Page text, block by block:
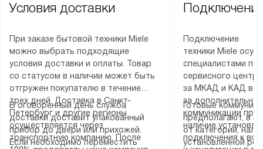
Условия доставки
При заказе бытовой техники Miele
можно выбрать подходящие
условия доставки и оплаты. Товар
со статусом в наличии может быть
отгружен покупателю в течение
трех дней. Доставка в Санкт-
Петербург и другие регионы
осуществляется через
транспортную компанию. После
В оговоренный день служба
доставки доставит упакованный
прибор до двери или прихожей.
Если необходимо переместить
Подключение
техники Miele
специалистами
сервисного
за МКАД и КАД
за
коммуникации
наличие
подключения к
Готовые
предполагают, в
от категории,
установленной